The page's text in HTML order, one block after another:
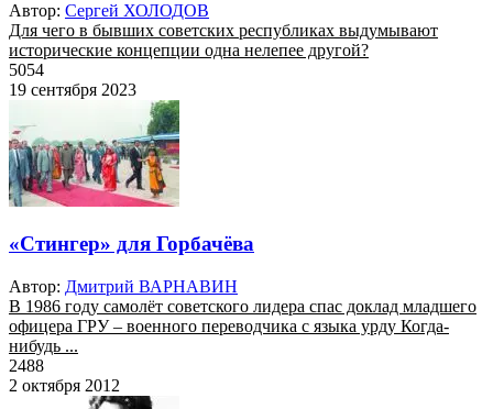
Автор: Сергей ХОЛОДОВ
Для чего в бывших советских республиках выдумывают
исторические концепции одна нелепее другой?
5054
19 сентября 2023
«Стингер» для Горбачёва
Автор: Дмитрий ВАРНАВИН
В 1986 году самолёт советского лидера спас доклад младшего
офицера ГРУ – военного переводчика с языка урду Когда-
нибудь ...
2488
2 октября 2012